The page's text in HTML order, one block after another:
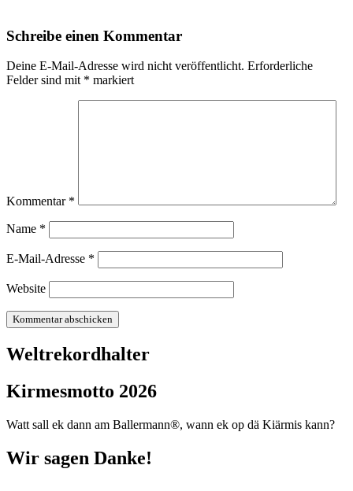
Schreibe einen Kommentar
Deine E-Mail-Adresse wird nicht veröffentlicht. Erforderliche
Felder sind mit * markiert
Kommentar *
Name *
E-Mail-Adresse *
Website
Weltrekordhalter
Kirmesmotto 2026
Watt sall ek dann am Ballermann®, wann ek op dä Kiärmis kann?
Wir sagen Danke!